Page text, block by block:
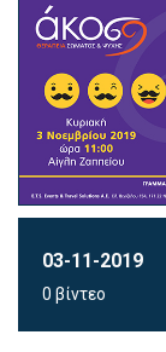
03-11-2019
0 βίντεο